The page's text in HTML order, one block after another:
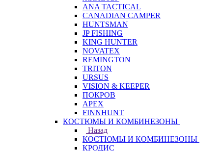
ANA TACTICAL
CANADIAN CAMPER
HUNTSMAN
JP FISHING
KING HUNTER
NOVATEX
REMINGTON
TRITON
URSUS
VISION & KEEPER
ПОКРОВ
APEX
FINNHUNT
КОСТЮМЫ И КОМБИНЕЗОНЫ
Назад
КОСТЮМЫ И КОМБИНЕЗОНЫ
КРОДИС